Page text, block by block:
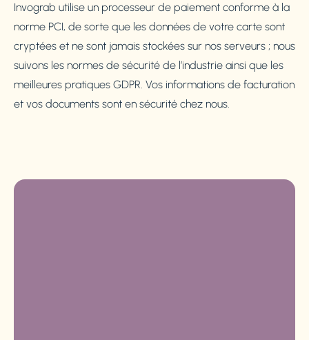
Invograb utilise un processeur de paiement conforme à la
norme PCI, de sorte que les données de votre carte sont
cryptées et ne sont jamais stockées sur nos serveurs ; nous
suivons les normes de sécurité de l’industrie ainsi que les
meilleures pratiques GDPR. Vos informations de facturation
et vos documents sont en sécurité chez nous.